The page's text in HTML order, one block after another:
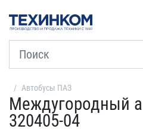
Автобусы ПАЗ
Междугородный
320405-04